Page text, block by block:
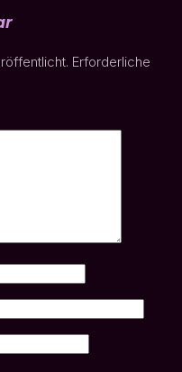
Erforderliche